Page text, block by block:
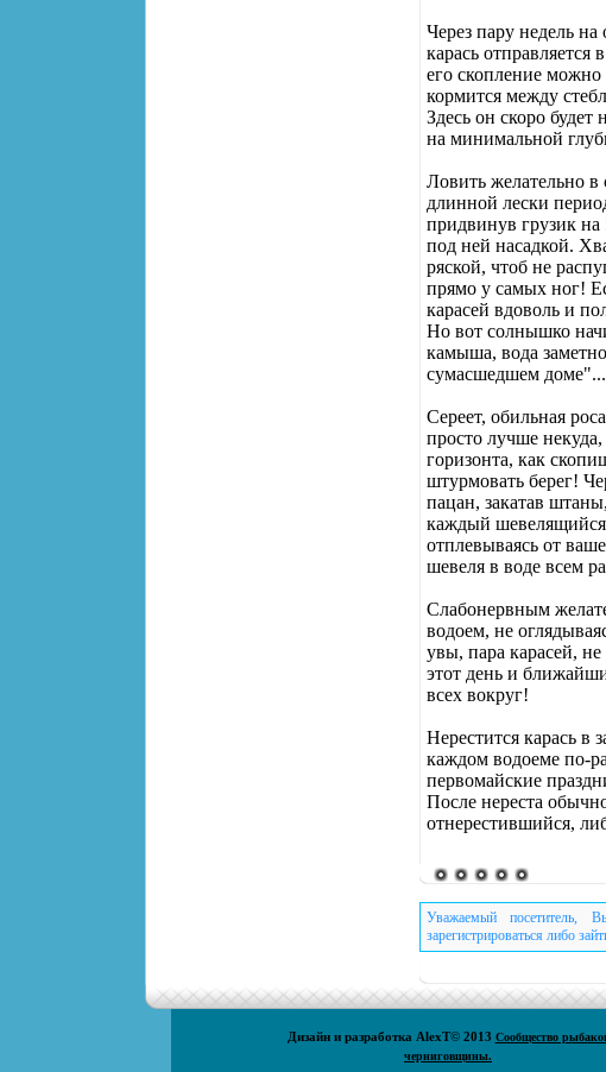
Через пару недель
карась
его скопление
кормится между
Здесь он скоро будет
на минимальной
Ловить желательно в
длинной лески
придвинув грузик
под ней насадкой.
ряской, чтоб не
прямо у самых ног!
карасей вдоволь и
Но вот солнышко
камыша, вода
сумасшедшем доме"...
Сереет, обильная
просто лучше
горизонта, как
штурмовать берег!
пацан, закатав
каждый шевелящийся
отплевываясь от
шевеля в воде всем
Слабонервным
водоем, не
увы, пара карасей,
этот день и
всех вокруг!
Нерестится карась в
каждом водоеме по-
первомайские
После нереста
отнерестившийся,
Уважаемый посетитель,
зарегистрироваться либо
Дизайн и разработка AlexT© 2013 Сообщество
черниговщины.